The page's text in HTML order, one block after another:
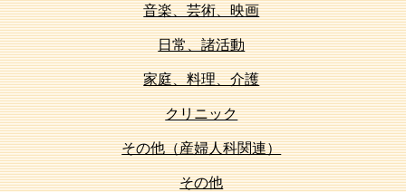
音楽、芸術、映画
日常、諸活動
家庭、料理、介護
クリニック
その他（産婦人科関連）
その他